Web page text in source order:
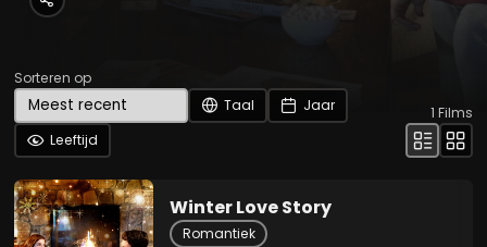
Sorteren op
Taal
Jaar
Leeftijd
1 Films
Winter Love Story
Romantiek